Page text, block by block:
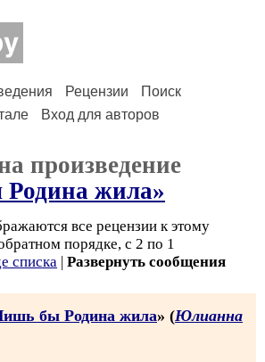
Рецензии
Поиск
Вход для авторов
произведение
жила»
все рецензии к этому
порядке, с 2 по 1
списка | Развернуть сообщения
бы Родина жила» (Юлианна